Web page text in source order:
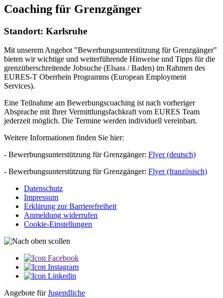
Coaching für Grenzgänger
Standort: Karlsruhe
Mit unserem Angebot "Bewerbungsunterstützung für Grenzgänger"
bieten wir wichtige und weiterführende Hinweise und Tipps für die
grenzüberschreitende Jobsuche (Elsass / Baden) im Rahmen des
EURES-T Oberrhein Programms (European Employment
Services).
Eine Teilnahme am Bewerbungscoaching ist nach vorheriger
Absprache mit Ihrer Vermittlungsfachkraft vom EURES Team
jederzeit möglich. Die Termine werden individuell vereinbart.
Weitere Informationen finden Sie hier:
- Bewerbungsunterstützung für Grenzgänger: Flyer (deutsch)
- Bewerbungsunterstützung für Grenzgänger: Flyer (französisch)
Datenschutz
Impressum
Erklärung zur Barriere­­freiheit
Anmeldung widerrufen
Cookie-Einstellungen
Angebote fürJugendliche